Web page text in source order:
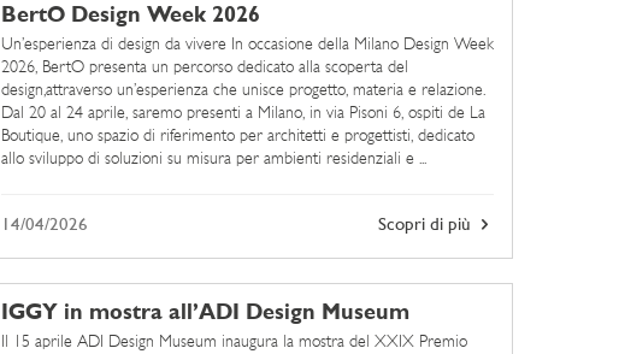
BertO Design Week 2026
Un’esperienza di design da vivere In occasione della Milano Design Week
2026, BertO presenta un percorso dedicato alla scoperta del
design,attraverso un’esperienza che unisce progetto, materia e relazione.
Dal 20 al 24 aprile, saremo presenti a Milano, in via Pisoni 6, ospiti de La
Boutique, uno spazio di riferimento per architetti e progettisti, dedicato
allo sviluppo di soluzioni su misura per ambienti residenziali e ...
Scopri di più
14/04/2026
IGGY in mostra all’ADI Design Museum
Il 15 aprile ADI Design Museum inaugura la mostra del XXIX Premio